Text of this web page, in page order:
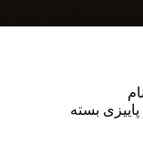
بسته